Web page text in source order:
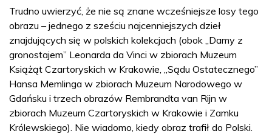
Trudno uwierzyć, że nie są znane wcześniejsze losy tego
obrazu – jednego z sześciu najcenniejszych dzieł
znajdujących się w polskich kolekcjach (obok „Damy z
gronostajem” Leonarda da Vinci w zbiorach Muzeum
Książąt Czartoryskich w Krakowie, „Sądu Ostatecznego”
Hansa Memlinga w zbiorach Muzeum Narodowego w
Gdańsku i trzech obrazów Rembrandta van Rijn w
zbiorach Muzeum Czartoryskich w Krakowie i Zamku
Królewskiego). Nie wiadomo, kiedy obraz trafił do Polski.